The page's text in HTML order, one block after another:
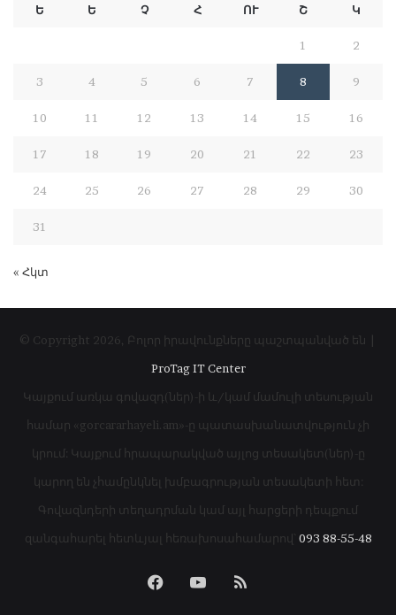
Ե Ե Չ Հ ՈՒ Շ Կ
1 2
3 4 5 6 7 8 9
10 11 12 13 14 15 16
17 18 19 20 21 22 23
24 25 26 27 28 29 30
31
« Հկտ
© Copyright 2026, Բոլոր իրավունքները պաշտպանված են |
ProTag IT Center
Կայքում առկա գովազդ(ներ)-ի և/կամ մամուլի տեսության
համար «gorcararhayeli.am»-ը պատասխանատվություն չի
կրում: Կայքում հրապարակված այլոց տեսակետ(ներ)-ը
կարող են չհամընկնել խմբագրության տեսակետի հետ:
Գովազնդերի տեղադրման կամ այլ հարցերի դեպքում
զանգահարել հետևյալ հեռախոսահամարով՝ 093 88-55-48
FacebookYouTube